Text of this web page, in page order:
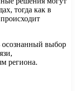
тогда как в
осознанный выбор
региона.